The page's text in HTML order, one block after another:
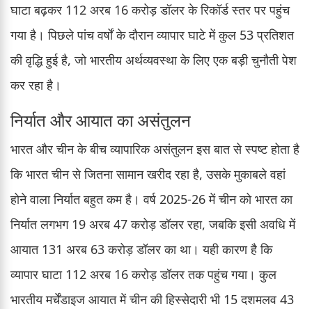
घाटा बढ़कर 112 अरब 16 करोड़ डॉलर के रिकॉर्ड स्तर पर पहुंच
गया है। पिछले पांच वर्षों के दौरान व्यापार घाटे में कुल 53 प्रतिशत
की वृद्धि हुई है, जो भारतीय अर्थव्यवस्था के लिए एक बड़ी चुनौती पेश
कर रहा है।
निर्यात और आयात का असंतुलन
भारत और चीन के बीच व्यापारिक असंतुलन इस बात से स्पष्ट होता है
कि भारत चीन से जितना सामान खरीद रहा है, उसके मुकाबले वहां
होने वाला निर्यात बहुत कम है। वर्ष 2025-26 में चीन को भारत का
निर्यात लगभग 19 अरब 47 करोड़ डॉलर रहा, जबकि इसी अवधि में
आयात 131 अरब 63 करोड़ डॉलर का था। यही कारण है कि
व्यापार घाटा 112 अरब 16 करोड़ डॉलर तक पहुंच गया। कुल
भारतीय मर्चेंडाइज आयात में चीन की हिस्सेदारी भी 15 दशमलव 43